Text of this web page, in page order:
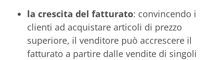
la crescita del fatturato: convincendo i
clienti ad acquistare articoli di prezzo
superiore, il venditore può accrescere il
fatturato a partire dalle vendite di singoli